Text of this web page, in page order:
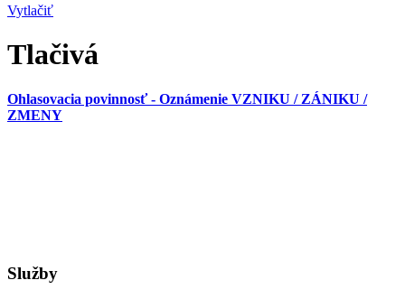
Vytlačiť
Tlačivá
Ohlasovacia povinnosť - Oznámenie VZNIKU / ZÁNIKU /
ZMENY
Služby